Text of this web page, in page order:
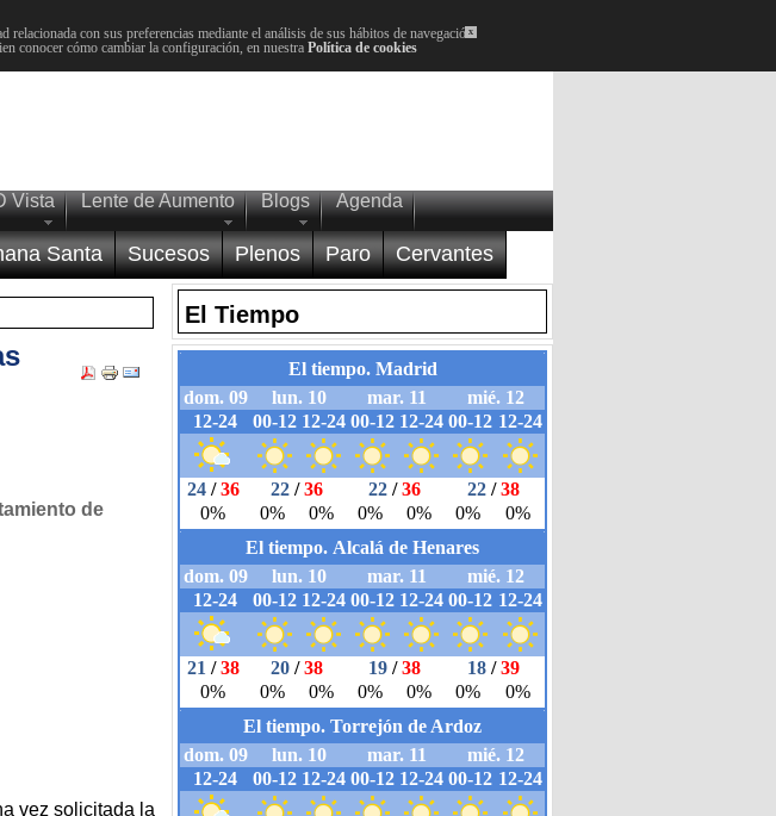
x
con sus preferencias mediante el análisis de sus hábitos de navegación.
conocer cómo cambiar la configuración, en nuestra Política de cookies
Vista Lente de Aumento Blogs Agenda
Santa Sucesos Plenos Paro Cervantes
vez solicitada la
El Tiempo